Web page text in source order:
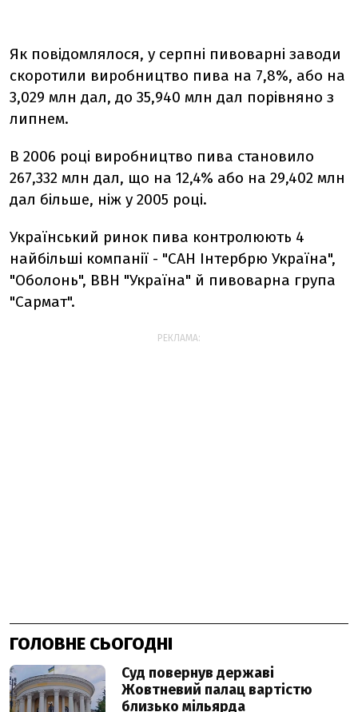
Як повідомлялося, у серпні пивоварні заводи
скоротили виробництво пива на 7,8%, або на
3,029 млн дал, до 35,940 млн дал порівняно з
липнем.
В 2006 році виробництво пива становило
267,332 млн дал, що на 12,4% або на 29,402 млн
дал більше, ніж у 2005 році.
Український ринок пива контролюють 4
найбільші компанії - "САН Інтербрю Україна",
"Оболонь", BBH "Україна" й пивоварна група
"Сармат".
РЕКЛАМА:
ГОЛОВНЕ СЬОГОДНІ
Суд повернув державі
Жовтневий палац вартістю
близько мільярда